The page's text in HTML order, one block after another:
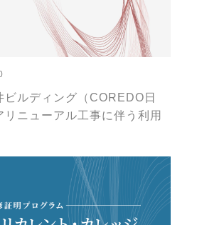
ビルディング（COREDO日
ニューアル工事に伴う利用